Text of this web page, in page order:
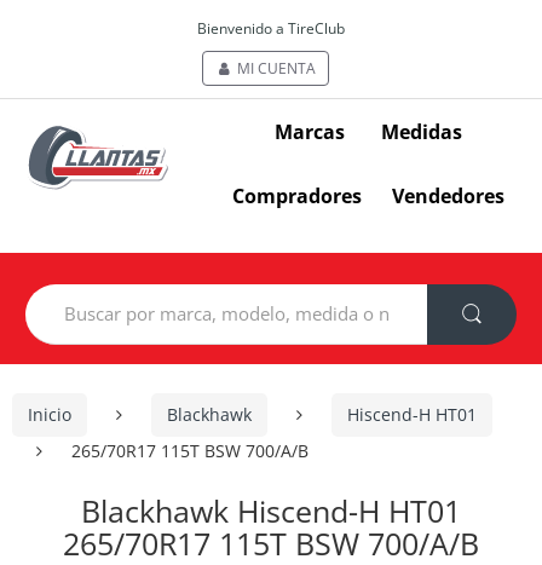
Bienvenido a TireClub
MI CUENTA
Marcas Medidas
Compradores Vendedores
Search
for:
Inicio Blackhawk
Hiscend-H HT01
265/70R17 115T BSW 700/A/B
Blackhawk Hiscend-H HT01
265/70R17 115T BSW 700/A/B